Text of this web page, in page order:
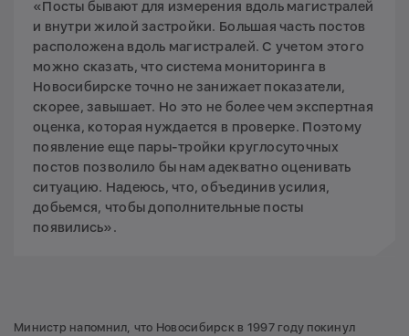
«Посты бывают для измерения вдоль магистралей
и внутри жилой застройки. Большая часть постов
расположена вдоль магистралей. С учетом этого
можно сказать, что система мониторинга в
Новосибирске точно не занижает показатели,
скорее, завышает. Но это не более чем экспертная
оценка, которая нуждается в проверке. Поэтому
появление еще пары-тройки круглосуточных
постов позволило бы нам адекватно оценивать
ситуацию. Надеюсь, что, объединив усилия,
добьемся, чтобы дополнительные посты
появились».
Министр напомнил, что Новосибирск в 1997 году покинул